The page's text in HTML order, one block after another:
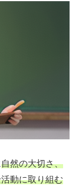
自然の大切さ、
動に取り組む